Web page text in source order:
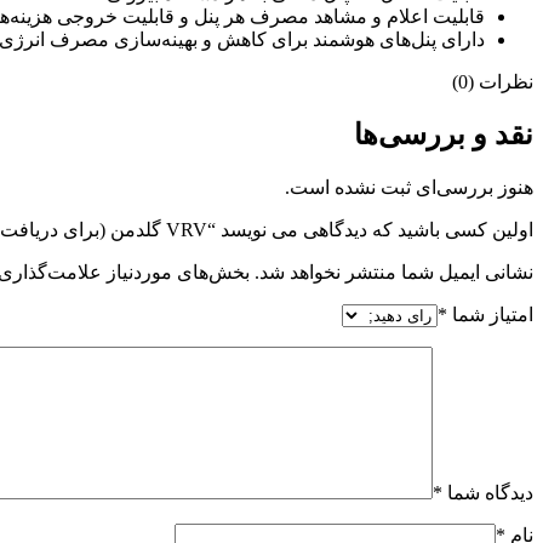
قابلیت اعلام و مشاهد مصرف هر پنل و قابلیت خروجی
دارای پنل‌های هوشمند برای کاهش و بهینه‌سازی مصرف انرژی
نظرات (0)
نقد و بررسی‌ها
هنوز بررسی‌ای ثبت نشده است.
اولین کسی باشید که دیدگاهی می نویسد “VRV گلدمن (برای دریافت قیمت تماس بگیرید)”
نشانی ایمیل شما منتشر نخواهد شد. بخش‌های موردنیاز
امتیاز شما *
دیدگاه شما *
نام *